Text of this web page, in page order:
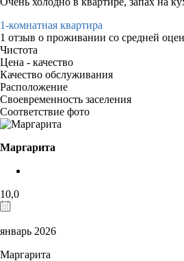
1-комнатная квартира
1 отзыв о проживании со средней
Чистота
Цена - качество
Качество обслуживания
Расположение
Своевременность заселения
Соответствие фото
Маргарита
10,0
январь 2026
Маргарита